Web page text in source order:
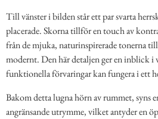
Till vänster i bilden står ett par svarta
placerade. Skorna tillför en touch av
från de mjuka, naturinspirerade tonerna
modernt. Den här detaljen ger en inblick i
funktionella förvaringar kan fungera i ett
Bakom detta lugna hörn av rummet, syns
angränsande utrymme, vilket antyder en